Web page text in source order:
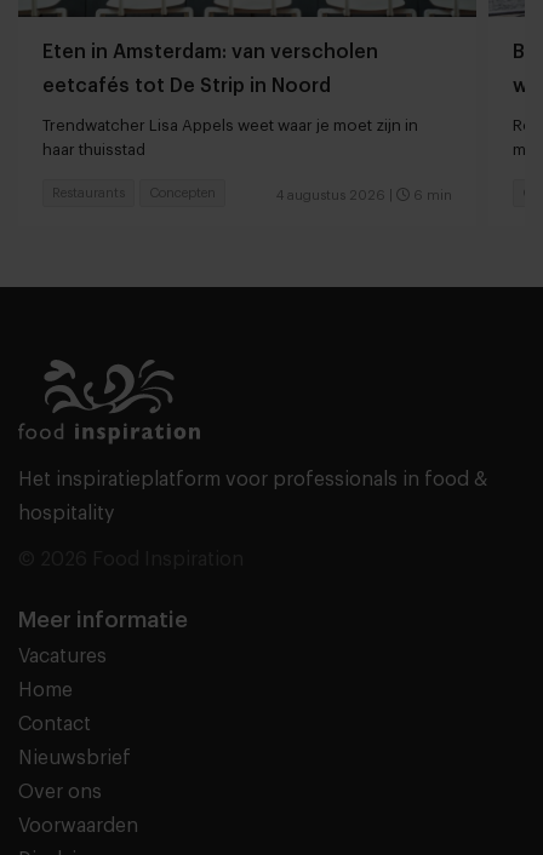
Eten in Amsterdam: van verscholen
eetcafés tot De Strip in Noord
Trendwatcher Lisa Appels weet waar je moet zijn in
haar thuisstad
4 augustus 2026 6 min
Restaurants Concepten
Het inspiratieplatform voor professionals in food &
hospitality
Meer informatie
Vacatures
Home
Contact
Nieuwsbrief
Over ons
Voorwaarden